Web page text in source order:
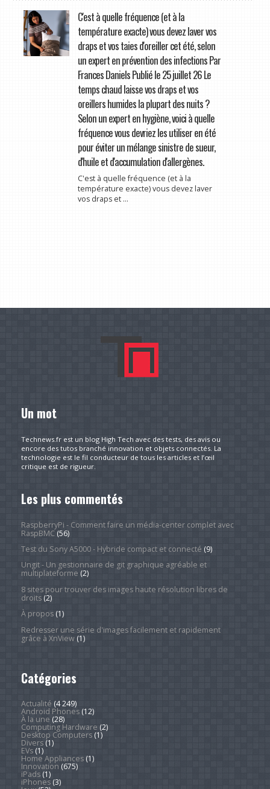
C'est à quelle fréquence (et à la
température exacte) vous devez laver vos
draps et vos taies d'oreiller cet été, selon
un expert en prévention des infections Par
Frances Daniels Publié le 25 juillet 26 Le
temps chaud laisse vos draps et vos
oreillers humides la plupart des nuits ?
Selon un expert en hygiène, voici à quelle
fréquence vous devriez les utiliser en été
pour éviter un mélange sinistre de sueur,
d'huile et d'accumulation d'allergènes.
C'est à quelle fréquence (et à la
température exacte) vous devez laver
vos draps et ...
Un mot
Technews.fr est un blog High Tech avec des tests, des avis ou
encore des tutos branché innovation et objets connectés. La
technologie est le fil conducteur de tous les articles et l’œil
critique est de rigueur.
Les plus commentés
RaspberryPi - Comment faire un média-center complet avec
RaspBMC(56)
Test du Sony A5000 - Hybride compact et connecté (9)
Ungit - Un gestionnaire de git graphique agréable et
multiplateforme (2)
8 sites pour trouver des images haute résolution libres de
droits(2)
À propos(1)
Redresser une série d'images facilement et rapidement
grâce à XnView(1)
Catégories
Actualité (4 249)
Android Phones(12)
À la une (28)
Computing Hardware (2)
Desktop Computers(1)
Divers(1)
EVs(1)
Home Appliances(1)
Innovation (675)
iPads(1)
iPhones(3)